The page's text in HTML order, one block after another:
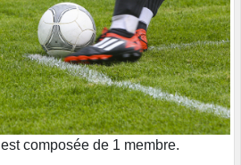
est composée de 1 membre.